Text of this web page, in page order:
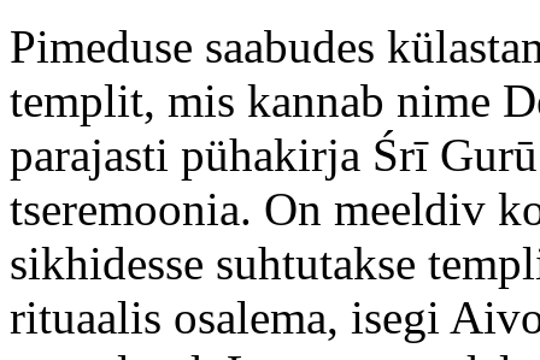
Pimeduse saabudes
templit, mis kannab nime
parajasti pühakirja Śrī
tseremoonia. On meeldiv
sikhidesse suhtutakse
rituaalis osalema, isegi